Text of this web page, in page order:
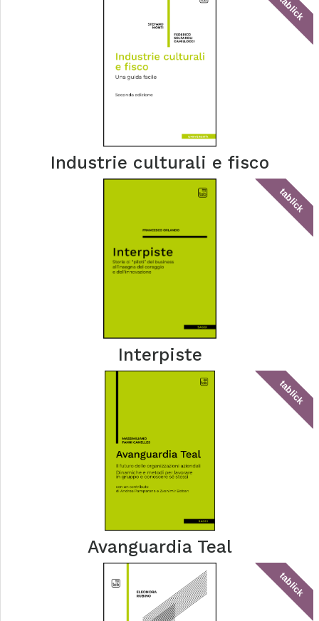
tablick
Industrie culturali e fisco
tablick
Interpiste
tablick
Avanguardia Teal
tablick